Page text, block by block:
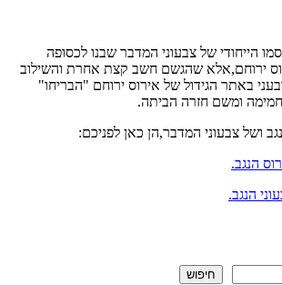
הייחודי של צבעוני המדבר שבנו לכסופה
ירוחם,אלא שהגשם חשב קצת אחרת והשילוב
באתר הגידול של אירוס ירוחם "הבריחו"
ומשם חזרה הביתה.
ושל צבעוני המדבר,הן כאן לפניכם:
הנגב.
הנגב.
חיפוש